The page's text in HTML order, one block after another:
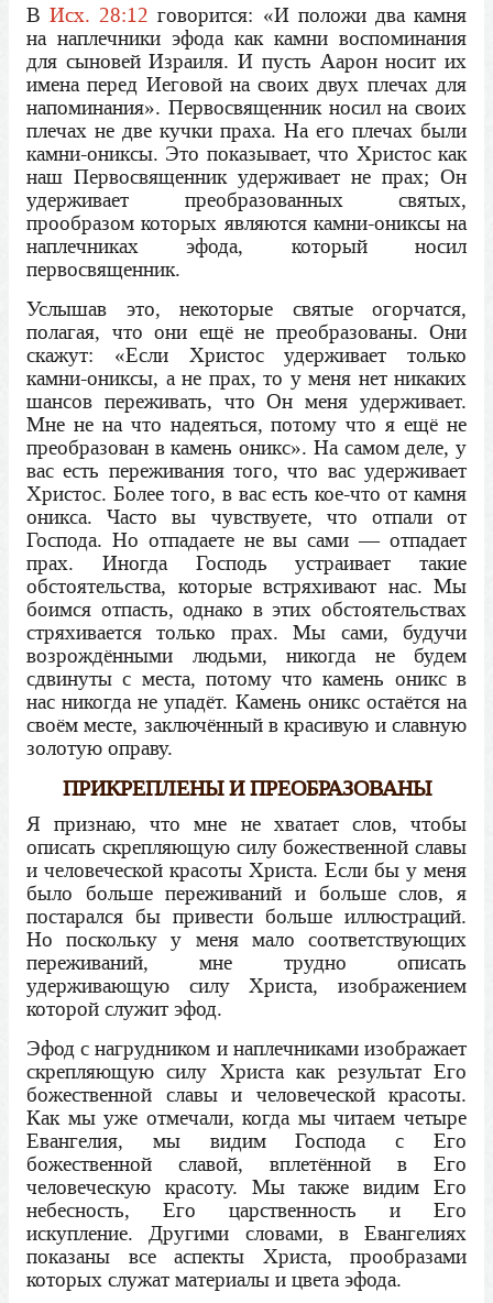
ВИсх. 28:12 говорится: «И положи два камня
на наплечники эфода как камни воспоминания
для сыновей Израиля. И пусть Аарон носит их
имена перед Иеговой на своих двух плечах для
напоминания». Первосвященник носил на своих
плечах не две кучки праха. На его плечах были
камни-ониксы. Это показывает, что Христос как
наш Первосвященник удерживает не прах; Он
удерживает преобразованных святых,
прообразом которых являются камни-ониксы на
наплечниках эфода, который носил
первосвященник.
Услышав это, некоторые святые огорчатся,
полагая, что они ещё не преобразованы. Они
скажут: «Если Христос удерживает только
камни-ониксы, а не прах, то у меня нет никаких
шансов переживать, что Он меня удерживает.
Мне не на что надеяться, потому что я ещё не
преобразован в камень оникс». На самом деле, у
вас есть переживания того, что вас удерживает
Христос. Более того, в вас есть кое-что от камня
оникса. Часто вы чувствуете, что отпали от
Господа. Но отпадаете не вы сами — отпадает
прах. Иногда Господь устраивает такие
обстоятельства, которые встряхивают нас. Мы
боимся отпасть, однако в этих обстоятельствах
стряхивается только прах. Мы сами, будучи
возрождёнными людьми, никогда не будем
сдвинуты с места, потому что камень оникс в
нас никогда не упадёт. Камень оникс остаётся на
своём месте, заключённый в красивую и славную
золотую оправу.
ПРИКРЕПЛЕНЫ И ПРЕОБРАЗОВАНЫ
Я признаю, что мне не хватает слов, чтобы
описать скрепляющую силу божественной славы
и человеческой красоты Христа. Если бы у меня
было больше переживаний и больше слов, я
постарался бы привести больше иллюстраций.
Но поскольку у меня мало соответствующих
переживаний, мне трудно описать
удерживающую силу Христа, изображением
которой служит эфод.
Эфод с нагрудником и наплечниками изображает
скрепляющую силу Христа как результат Его
божественной славы и человеческой красоты.
Как мы уже отмечали, когда мы читаем четыре
Евангелия, мы видим Господа с Его
божественной славой, вплетённой в Его
человеческую красоту. Мы также видим Его
небесность, Его царственность и Его
искупление. Другими словами, в Евангелиях
показаны все аспекты Христа, прообразами
которых служат материалы и цвета эфода.